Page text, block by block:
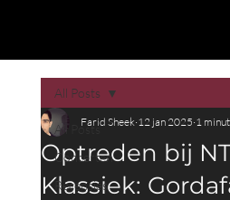
All Posts
Concerten
Recensies
All Posts
Optreden bij
Klassiek:
Farid Sheek 12 jan 2025 1